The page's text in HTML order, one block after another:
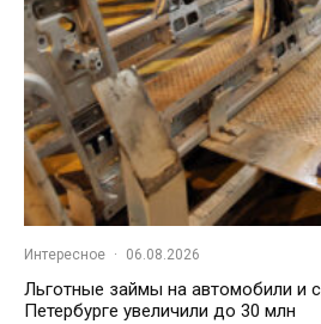
Интересное · 06.08.2026
Льготные займы на автомобили и
Петербурге увеличили до 30 млн